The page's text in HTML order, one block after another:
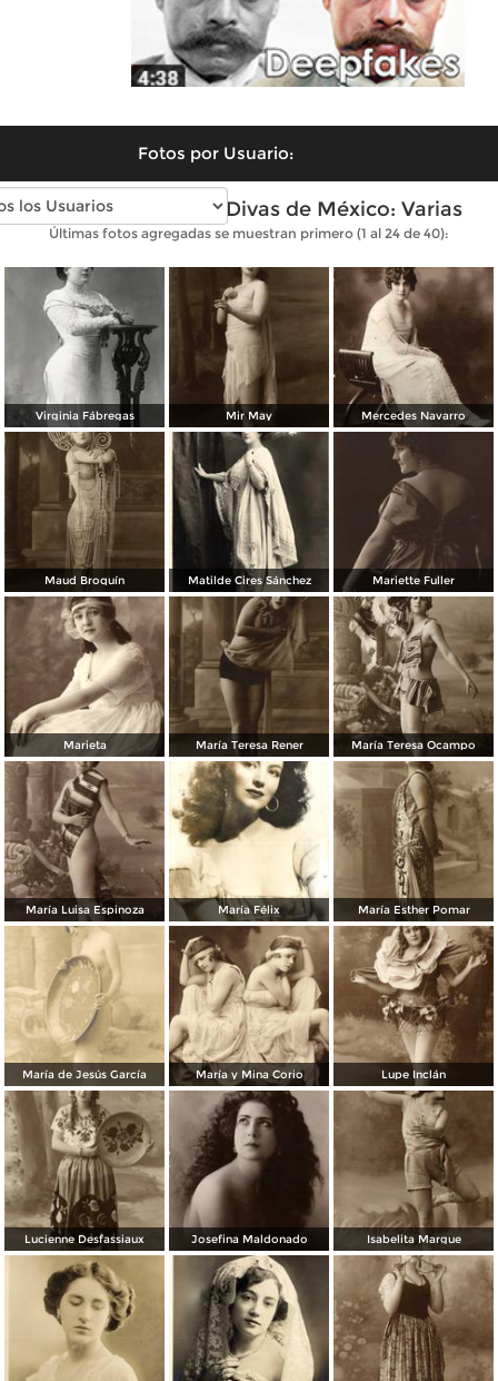
Fotos por Usuario:
Fotos antiguas de Divas de México: Varias
Últimas fotos agregadas se muestran primero (1 al 24 de 40):
Virginia Fábregas Mir May Mercedes Navarro
Maud Broquín Matilde Cires Sánchez Mariette Fuller
Marieta María Teresa Rener María Teresa Ocampo
María Luisa Espinoza María Félix María Esther Pomar
María de Jesús García María y Mina Corio Lupe Inclán
Lucienne Desfassiaux Josefina Maldonado Isabelita Margue